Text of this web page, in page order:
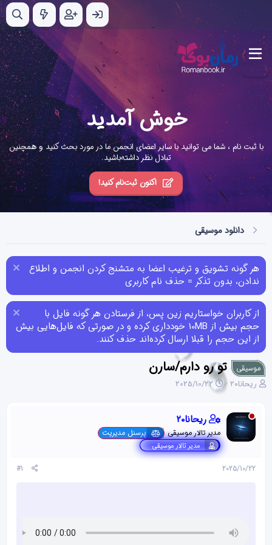
خوش آمدید
با ثبت نام ، شما می توانید با سایر اعضای انجمن ما در مورد بحث کنید و همچنین
تبادل نظر داشته‌باشید.
اکنون ثبت‌نام کنید!
دانلود موسیقی
هر گونه تشویق و ترغیب اعضا به متشنج کردن انجمن و اطلاع
ندادن، بدون تذکر = حذف نام کاربری
از کاربران خواستاریم زین پس، از فرستادن هر گونه فایل با
حجم بیش از 10MB خودداری کرده و در صورتی که فایل‌هایی بیش
از این حجم را قبلا ارسال کرده‌اند حذف کنند.
موسیقی تو رو دارم/سارن
ن
س
د
و
ریحانا۲۰
ت
ا
ی
خ
ش
ر
و
2025/10/22
ریحانا۲۰
مدیر تالار موسیقی پرسنل مدیریت
مدیر تالار موسیقی
2025/10/22
#1